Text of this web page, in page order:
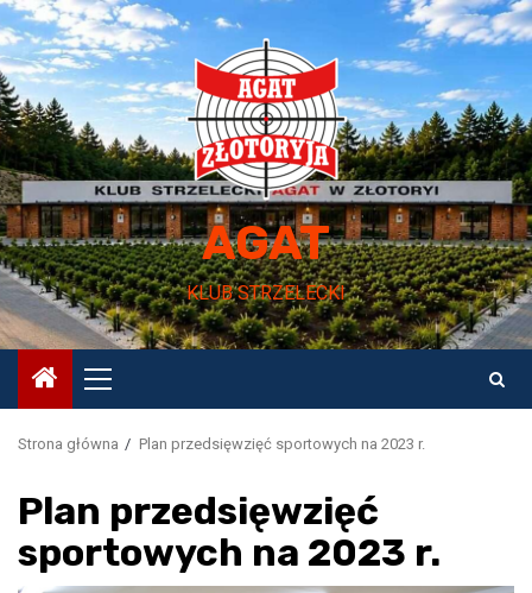
Przejdź
do
treści
AGAT
KLUB STRZELECKI
Menu
główne
Strona główna Plan przedsięwzięć sportowych na 2023 r.
Plan przedsięwzięć
sportowych na 2023 r.